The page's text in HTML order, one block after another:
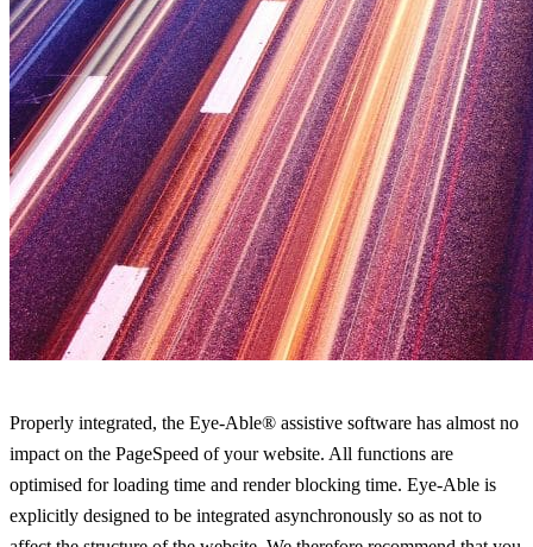
Properly integrated, the Eye-Able® assistive software has almost no
impact on the PageSpeed of your website. All functions are
optimised for loading time and render blocking time. Eye-Able is
explicitly designed to be integrated asynchronously so as not to